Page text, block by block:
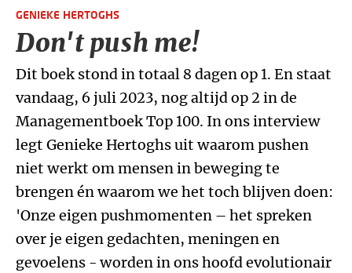
GENIEKE HERTOGHS
Don't push me!
Dit boek stond in totaal 8 dagen op 1. En staat
vandaag, 6 juli 2023, nog altijd op 2 in de
Managementboek Top 100. In ons interview
legt Genieke Hertoghs uit waarom pushen
niet werkt om mensen in beweging te
brengen én waarom we het toch blijven doen:
'Onze eigen pushmomenten – het spreken
over je eigen gedachten, meningen en
gevoelens - worden in ons hoofd evolutionair